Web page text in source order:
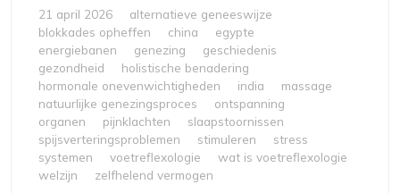
21 april 2026
alternatieve geneeswijze
blokkades opheffen
china
egypte
energiebanen
genezing
geschiedenis
gezondheid
holistische benadering
hormonale onevenwichtigheden
india
massage
natuurlijke genezingsproces
ontspanning
organen
pijnklachten
slaapstoornissen
spijsverteringsproblemen
stimuleren
stress
systemen
voetreflexologie
wat is voetreflexologie
welzijn
zelfhelend vermogen